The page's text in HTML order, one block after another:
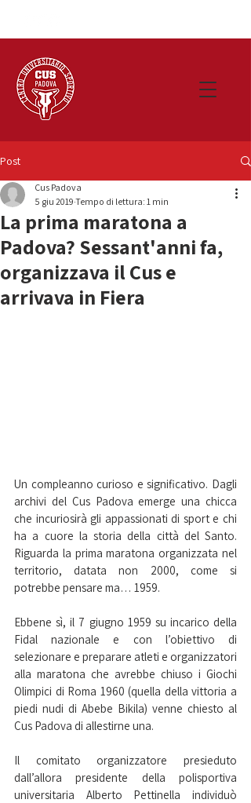
Post
La prima maratona a
Padova? Sessant'anni fa,
organizzava il Cus e
arrivava in Fiera
Cus Padova
5 giu 2019 Tempo di lettura: 1 min
Un compleanno curioso e significativo. Dagli
archivi del Cus Padova emerge una chicca
che incuriosirà gli appassionati di sport e chi
ha a cuore la storia della città del Santo.
Riguarda la prima maratona organizzata nel
territorio, datata non 2000, come si
potrebbe pensare ma… 1959.
Ebbene sì, il 7 giugno 1959 su incarico della
Fidal nazionale e con l’obiettivo di
selezionare e preparare atleti e organizzatori
alla maratona che avrebbe chiuso i Giochi
Olimpici di Roma 1960 (quella della vittoria a
piedi nudi di Abebe Bikila) venne chiesto al
Cus Padova di allestirne una.
Il comitato organizzatore presieduto
dall’allora presidente della polisportiva
universitaria Alberto Pettinella individuò